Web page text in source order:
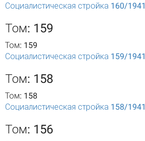
Социалистическая стройка 160/1941
Том: 159
Том: 159
Социалистическая стройка 159/1941
Том: 158
Том: 158
Социалистическая стройка 158/1941
Том: 156